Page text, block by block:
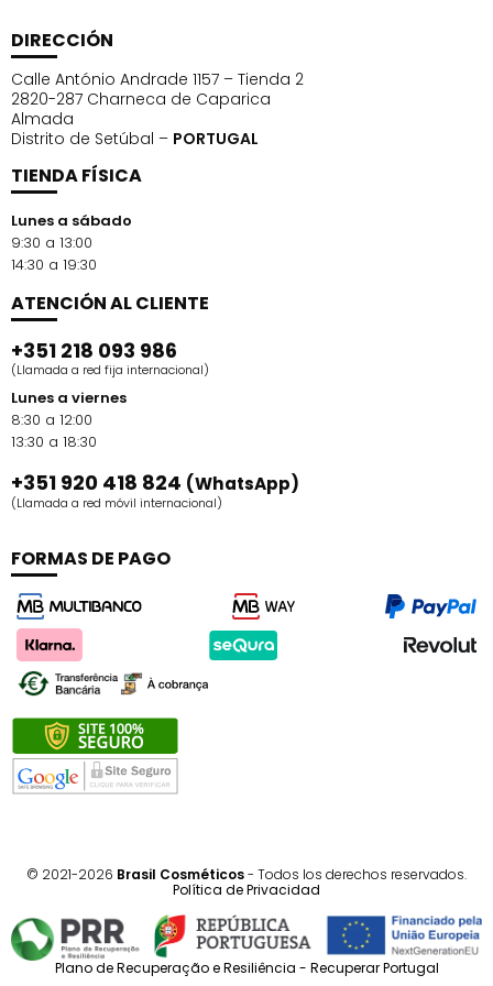
mangos para el próximo uso.
Especificaciones técnicas:
8 placas Lipolaser
Perilla de cavitación:
potencia de 25W
Mango de vacío por radiofrecuencia
Radiofrecuencia tripolar:
potencia 35W
Radiofrecuencia corporal:
potencia de 40 W
Radiofrecuencia facial:
potencia 40W
DIRECCIÓN
Calle António Andrade 1157 – Tienda 2
2820-287 Charneca de Caparica
Almada
Distrito de Setúbal – PORTUGAL
TIENDA FÍSICA
Lunes a sábado
9:30 a 13:00
14:30 a 19:30
ATENCIÓN AL CLIENTE
+351 218 093 986
(Llamada a red fija internacional)
Lunes a viernes
8:30 a 12:00
13:30 a 18:30
+351 920 418 824 (WhatsApp)
(Llamada a red móvil internacional)
FORMAS DE PAGO
© 2021-2026 Brasil Cosméticos- Todos los derechos reservados.
Política de Privacidad
Plano de Recuperação e Resiliência - Recuperar Portugal